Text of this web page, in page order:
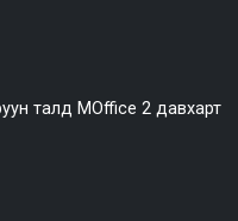
талд MOffice 2 давхарт